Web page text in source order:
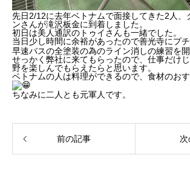
先日2/12に去年ベトナムで面接してきた2人、
ンさんが滝沢板金に到着しました。
初日は美人通訳のトゥイさんも一緒でした。
当日少し時間に余裕があったので善光寺にプ
早速バスの全塗装の為のライン消しの練習を開
せっかく弊社に来てもらったので、仕事だけ
野を楽しんでもらえたらと思います。
ベトナムの人は料理ができるので、食材のお
ちなみに二人とも元軍人です。
前の記事